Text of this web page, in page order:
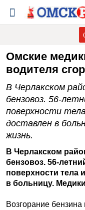
Омские
водителя
В Черлакском
бензовоз. 56-
поверхности
доставлен в
жизнь.
В Черлакском
бензовоз. 56-
поверхности тела
в больницу.
Возгорание